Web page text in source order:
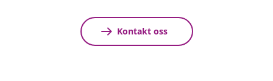
Kontakt oss